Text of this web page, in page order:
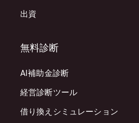
出資
無料診断
AI補助金診断
経営診断ツール
借り換えシミュレーション